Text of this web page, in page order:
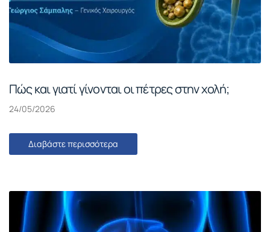
Πώς και γιατί γίνονται οι πέτρες στην χολή;
24/05/2026
Διαβάστε περισσότερα